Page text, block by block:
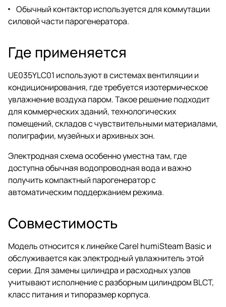
Обычный контактор используется для коммутации
силовой части парогенератора.
Где применяется
UE035YLC01 используют в системах вентиляции и
кондиционирования, где требуется изотермическое
увлажнение воздуха паром. Такое решение подходит
для коммерческих зданий, технологических
помещений, складов с чувствительными материалами,
полиграфии, музейных и архивных зон.
Электродная схема особенно уместна там, где
доступна обычная водопроводная вода и важно
получить компактный парогенератор с
автоматическим поддержанием режима.
Совместимость
Модель относится к линейке Carel humiSteam Basic и
обслуживается как электродный увлажнитель этой
серии. Для замены цилиндра и расходных узлов
учитывают исполнение с разборным цилиндром BLCT,
класс питания и типоразмер корпуса.